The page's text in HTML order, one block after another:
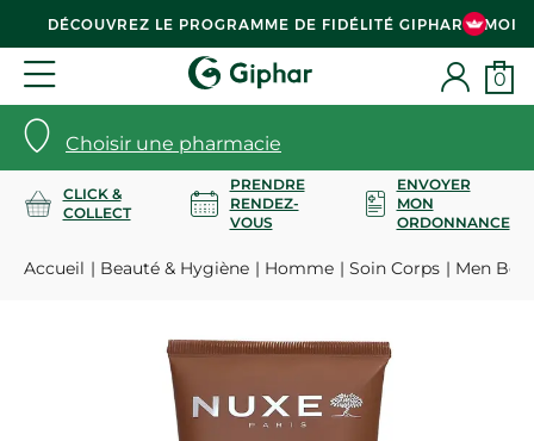
DÉCOUVREZ LE PROGRAMME DE FIDÉLITÉ GIPHAR & MOI
Choisir une pharmacie
0
CLICK &
COLLECT
PRENDRE
RENDEZ-
VOUS
ENVOYER
MON
ORDONNANCE
Accueil Beauté & Hygiène Homme Soin Corps Men